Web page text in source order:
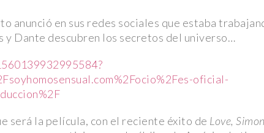
anunció en sus redes sociales que estaba
Dante descubren los secretos del universo…
oficial-
será la película, con el reciente éxito de Love, Simon